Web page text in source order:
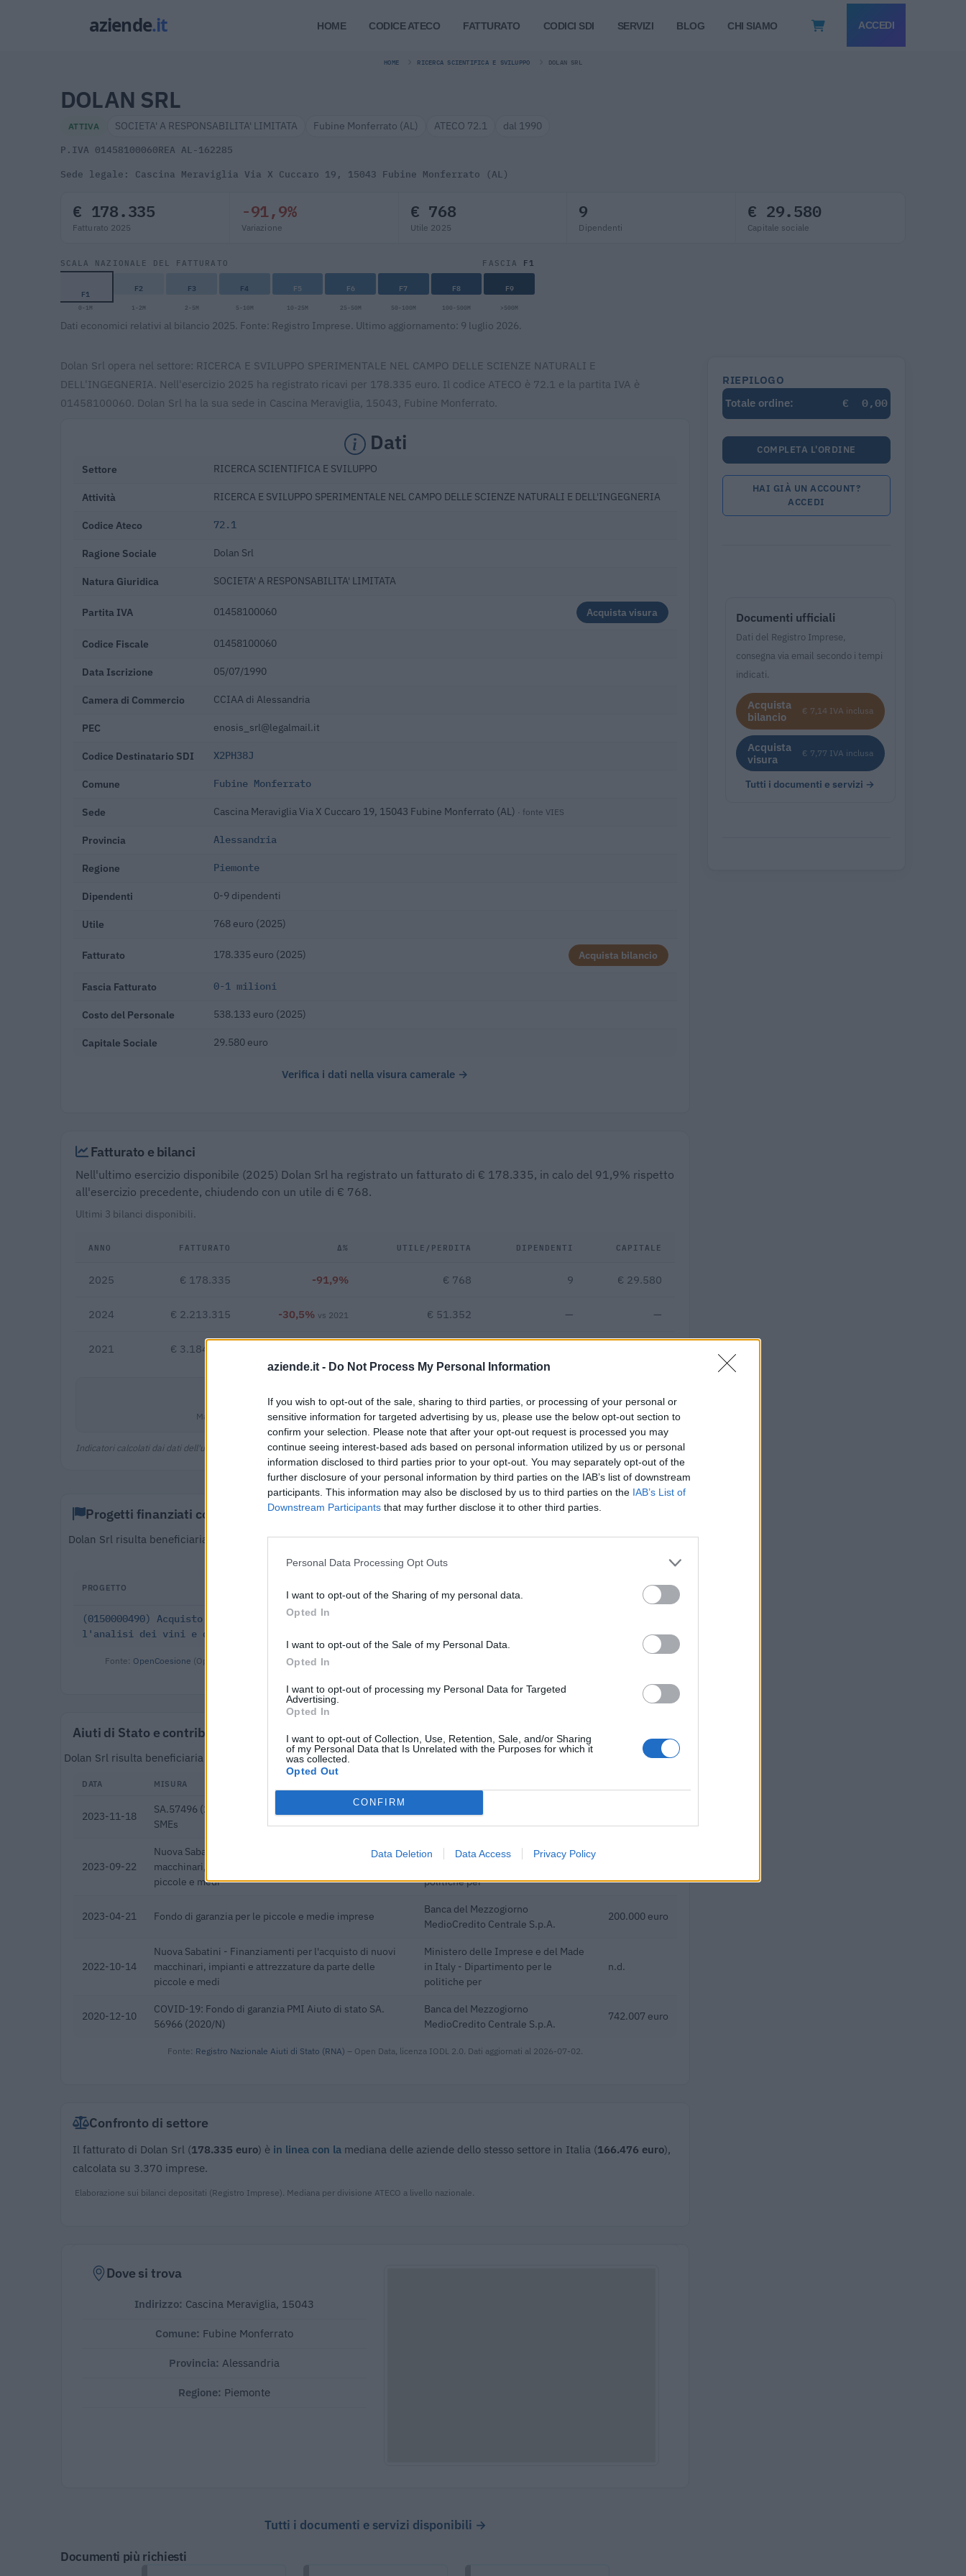
aziende.it - Do Not Process My Personal Information
If you wish to opt-out of the sale, sharing to third parties, or processing of your personal or
sensitive information for targeted advertising by us, please use the below opt-out section to
confirm your selection. Please note that after your opt-out request is processed you may
continue seeing interest-based ads based on personal information utilized by us or personal
information disclosed to third parties prior to your opt-out. You may separately opt-out of the
further disclosure of your personal information by third parties on the IAB’s list of downstream
participants. This information may also be disclosed by us to third parties on the IAB’s List of
Downstream Participants that may further disclose it to other third parties.
Personal Data Processing Opt Outs
I want to opt-out of the Sharing of my personal data.
Opted In
I want to opt-out of the Sale of my Personal Data.
Opted In
I want to opt-out of processing my Personal Data for Targeted
Advertising.
Opted In
I want to opt-out of Collection, Use, Retention, Sale, and/or Sharing
of my Personal Data that Is Unrelated with the Purposes for which it
was collected.
Opted Out
CONFIRM
Data Deletion Data Access Privacy Policy
HOME CODICE ATECO FATTURATO CODICI SDI SERVIZI BLOG CHI SIAMO ACCEDI
HOME RICERCA SCIENTIFICA E SVILUPPO DOLAN SRL
DOLAN SRL
ATTIVA SOCIETA' A RESPONSABILITA' LIMITATA Fubine Monferrato (AL) ATECO 72.1 dal 1990
P.IVA 01458100060REA AL-162285
Sede legale: Cascina Meraviglia Via X Cuccaro 19, 15043 Fubine Monferrato (AL)
€ 178.335
Fatturato 2025
-91,9%
Variazione
€ 768
Utile 2025
9
Dipendenti
€ 29.580
Capitale sociale
SCALA NAZIONALE DEL FATTURATO FASCIA F1
F1 F2 F3 F4 F5 F6 F7 F8 F9
0-1M 1-2M 2-5M 5-10M 10-25M 25-50M 50-100M 100-500M >500M
Dati economici relativi al bilancio 2025. Fonte: Registro Imprese. Ultimo aggiornamento: 9 luglio 2026.
Dolan Srl opera nel settore: RICERCA E SVILUPPO SPERIMENTALE NEL CAMPO DELLE SCIENZE NATURALI E
DELL'INGEGNERIA. Nell'esercizio 2025 ha registrato ricavi per 178.335 euro. Il codice ATECO è 72.1 e la partita IVA è
01458100060. Dolan Srl ha la sua sede in Cascina Meraviglia, 15043, Fubine Monferrato.
Dati
Settore RICERCA SCIENTIFICA E SVILUPPO
Attività RICERCA E SVILUPPO SPERIMENTALE NEL CAMPO DELLE SCIENZE NATURALI E DELL'INGEGNERIA
Codice Ateco 72.1
Ragione Sociale Dolan Srl
Natura Giuridica SOCIETA' A RESPONSABILITA' LIMITATA
Partita IVA 01458100060 Acquista visura
Codice Fiscale 01458100060
Data Iscrizione 05/07/1990
Camera di Commercio CCIAA di Alessandria
PEC enosis_srl@legalmail.it
Codice Destinatario SDI X2PH38J
Comune Fubine Monferrato
Sede Cascina Meraviglia Via X Cuccaro 19, 15043 Fubine Monferrato (AL) · fonte VIES
Provincia Alessandria
Regione Piemonte
Dipendenti 0-9 dipendenti
Utile 768 euro (2025)
Fatturato 178.335 euro (2025) Acquista bilancio
Fascia Fatturato 0-1 milioni
Costo del Personale 538.133 euro (2025)
Capitale Sociale 29.580 euro
Verifica i dati nella visura camerale →
Fatturato e bilanci
Nell'ultimo esercizio disponibile (2025) Dolan Srl ha registrato un fatturato di € 178.335, in calo del 91,9% rispetto
all'esercizio precedente, chiudendo con un utile di € 768.
Ultimi 3 bilanci disponibili.
ANNO FATTURATO Δ% UTILE/PERDITA DIPENDENTI CAPITALE
2025 € 178.335 -91,9% € 768 9 € 29.580
2024 € 2.213.315 -30,5% vs 2021 € 51.352 — —
2021 € 3.184.084
Margine netto
€ 19.815
Fatturato per dipendente
Indicatori calcolati dai dati dell'ultimo bilancio disponibile.
Progetti finanziati con fondi europei
Dolan Srl risulta beneficiaria di 1 progetto finanziato con fondi europei / di coesione per un finanziamento pubblico di 42.500
PROGETTO
(0150000490) Acquisto Sistema FOSS WineScanTM SO2 per
l'analisi dei vini e dei mosti
Fonte: OpenCoesione (Open Data, licenza CC BY 4.0). Ogni progetto e' verificabile sul portale OpenCoesione. Dati aggiornati al 2026-08-02.
Aiuti di Stato e contributi pubblici
Dolan Srl risulta beneficiaria di 5 aiuti o contributi pubblici per un totale di almeno 942.307 euro (2020–2023).
DATA MISURA
2023-11-18
SA.57496 (2021/N) – Italy – Broadband vouchers for
SMEs
INFRATEL ITALIA S.P.A.
2023-09-22
Nuova Sabatini - Finanziamenti per l'acquisto di nuovi
macchinari, impianti e attrezzature da parte delle
piccole e medi
Ministero delle Imprese e del Made
politiche per
2023-04-21 Fondo di garanzia per le piccole e medie imprese
Banca del Mezzogiorno
MedioCredito Centrale S.p.A.
200.000 euro
2022-10-14
Nuova Sabatini - Finanziamenti per l'acquisto di nuovi
macchinari, impianti e attrezzature da parte delle
piccole e medi
Ministero delle Imprese e del Made
in Italy - Dipartimento per le
politiche per
n.d.
2020-12-10
COVID-19: Fondo di garanzia PMI Aiuto di stato SA.
56966 (2020/N)
Banca del Mezzogiorno
MedioCredito Centrale S.p.A.
742.007 euro
Fonte: Registro Nazionale Aiuti di Stato (RNA) – Open Data, licenza IODL 2.0. Dati aggiornati al 2026-07-02.
Confronto di settore
Il fatturato di Dolan Srl (178.335 euro) è in linea con la mediana delle aziende dello stesso settore in Italia (166.476 euro),
calcolata su 3.370 imprese.
Elaborazione sui bilanci depositati (Registro Imprese). Mediana per divisione ATECO a livello nazionale.
Dove si trova
Indirizzo: Cascina Meraviglia, 15043
Comune: Fubine Monferrato
Provincia:Alessandria
Regione: Piemonte
Tutti i documenti e servizi disponibili →
Documenti più richiesti
RIEPILOGO
Totale ordine:
€ 0,00
COMPLETA L'ORDINE
HAI GIÀ UN ACCOUNT?
ACCEDI
Documenti ufficiali
Dati del Registro Imprese,
consegna via email secondo i tempi
indicati.
Acquista
bilancio
€ 7,14 IVA inclusa
Acquista
visura
€ 7,77 IVA inclusa
Tutti i documenti e servizi →